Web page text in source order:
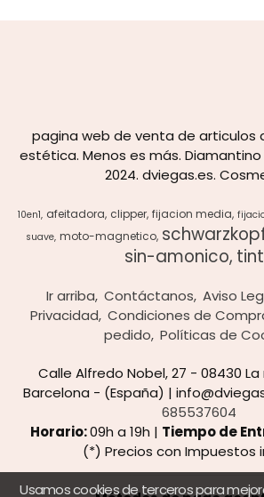
pagina web de venta de articulos
estética. Menos es más. Diamantino
2024. dviegas.es.
10en1 afeitadora clipper fijacion media
suave moto-magnetico
sin-amonico
Ir arriba Contáctanos Aviso
Privacidad Condiciones de
pedido Políticas de
Calle Alfredo Nobel, 27 - 08430
Barcelona - (España) |
685537604
Horario:09h a 19h | Tiempo de
(*) Precios con Impuestos
Usamos cookies de terceros para